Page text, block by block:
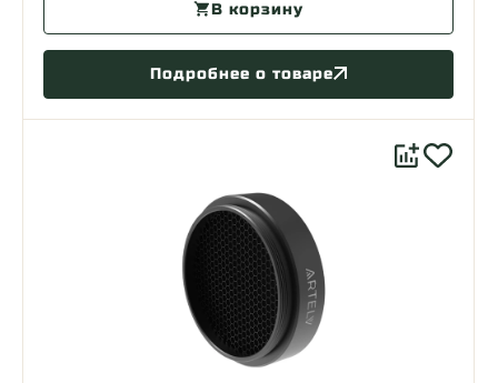
В корзину
Подробнее о товаре